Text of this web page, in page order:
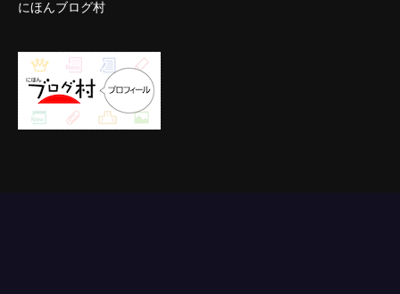
にほんブログ村